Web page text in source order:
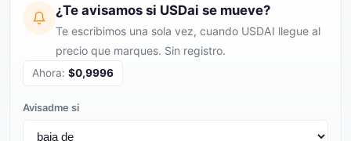
¿Te avisamos si USDai se mueve?
Te escribimos una sola vez, cuando USDAI llegue al
precio que marques. Sin registro.
Ahora: $0,9996
Avisadme si